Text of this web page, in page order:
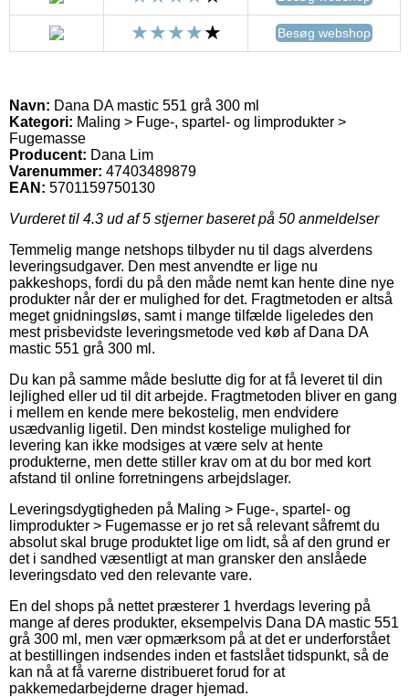
Besøg webshop
Navn: Dana DA mastic 551 grå 300 ml
Kategori: Maling > Fuge-, spartel- og limprodukter >
Fugemasse
Producent: Dana Lim
Varenummer: 47403489879
EAN: 5701159750130
Vurderet til 4.3 ud af 5 stjerner baseret på 50 anmeldelser
Temmelig mange netshops tilbyder nu til dags alverdens
leveringsudgaver. Den mest anvendte er lige nu
pakkeshops, fordi du på den måde nemt kan hente dine nye
produkter når der er mulighed for det. Fragtmetoden er altså
meget gnidningsløs, samt i mange tilfælde ligeledes den
mest prisbevidste leveringsmetode ved køb af Dana DA
mastic 551 grå 300 ml.
Du kan på samme måde beslutte dig for at få leveret til din
lejlighed eller ud til dit arbejde. Fragtmetoden bliver en gang
i mellem en kende mere bekostelig, men endvidere
usædvanlig ligetil. Den mindst kostelige mulighed for
levering kan ikke modsiges at være selv at hente
produkterne, men dette stiller krav om at du bor med kort
afstand til online forretningens arbejdslager.
Leveringsdygtigheden på Maling > Fuge-, spartel- og
limprodukter > Fugemasse er jo ret så relevant såfremt du
absolut skal bruge produktet lige om lidt, så af den grund er
det i sandhed væsentligt at man gransker den anslåede
leveringsdato ved den relevante vare.
En del shops på nettet præsterer 1 hverdags levering på
mange af deres produkter, eksempelvis Dana DA mastic 551
grå 300 ml, men vær opmærksom på at det er underforstået
at bestillingen indsendes inden et fastslået tidspunkt, så de
kan nå at få varerne distribueret forud for at
pakkemedarbejderne drager hjemad.